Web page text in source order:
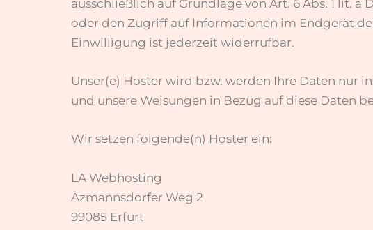
ausschließlich auf Grundlage von Art. 6 Abs. 1 lit. a
oder den Zugriff auf Informationen im Endgerät
Einwilligung ist jederzeit widerrufbar.
Unser(e) Hoster wird bzw. werden Ihre Daten nur
und unsere Weisungen in Bezug auf diese Daten
Wir setzen folgende(n) Hoster ein:
LA Webhosting
Azmannsdorfer Weg 2
99085 Erfurt